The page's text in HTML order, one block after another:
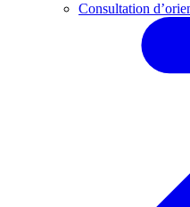
Consultation